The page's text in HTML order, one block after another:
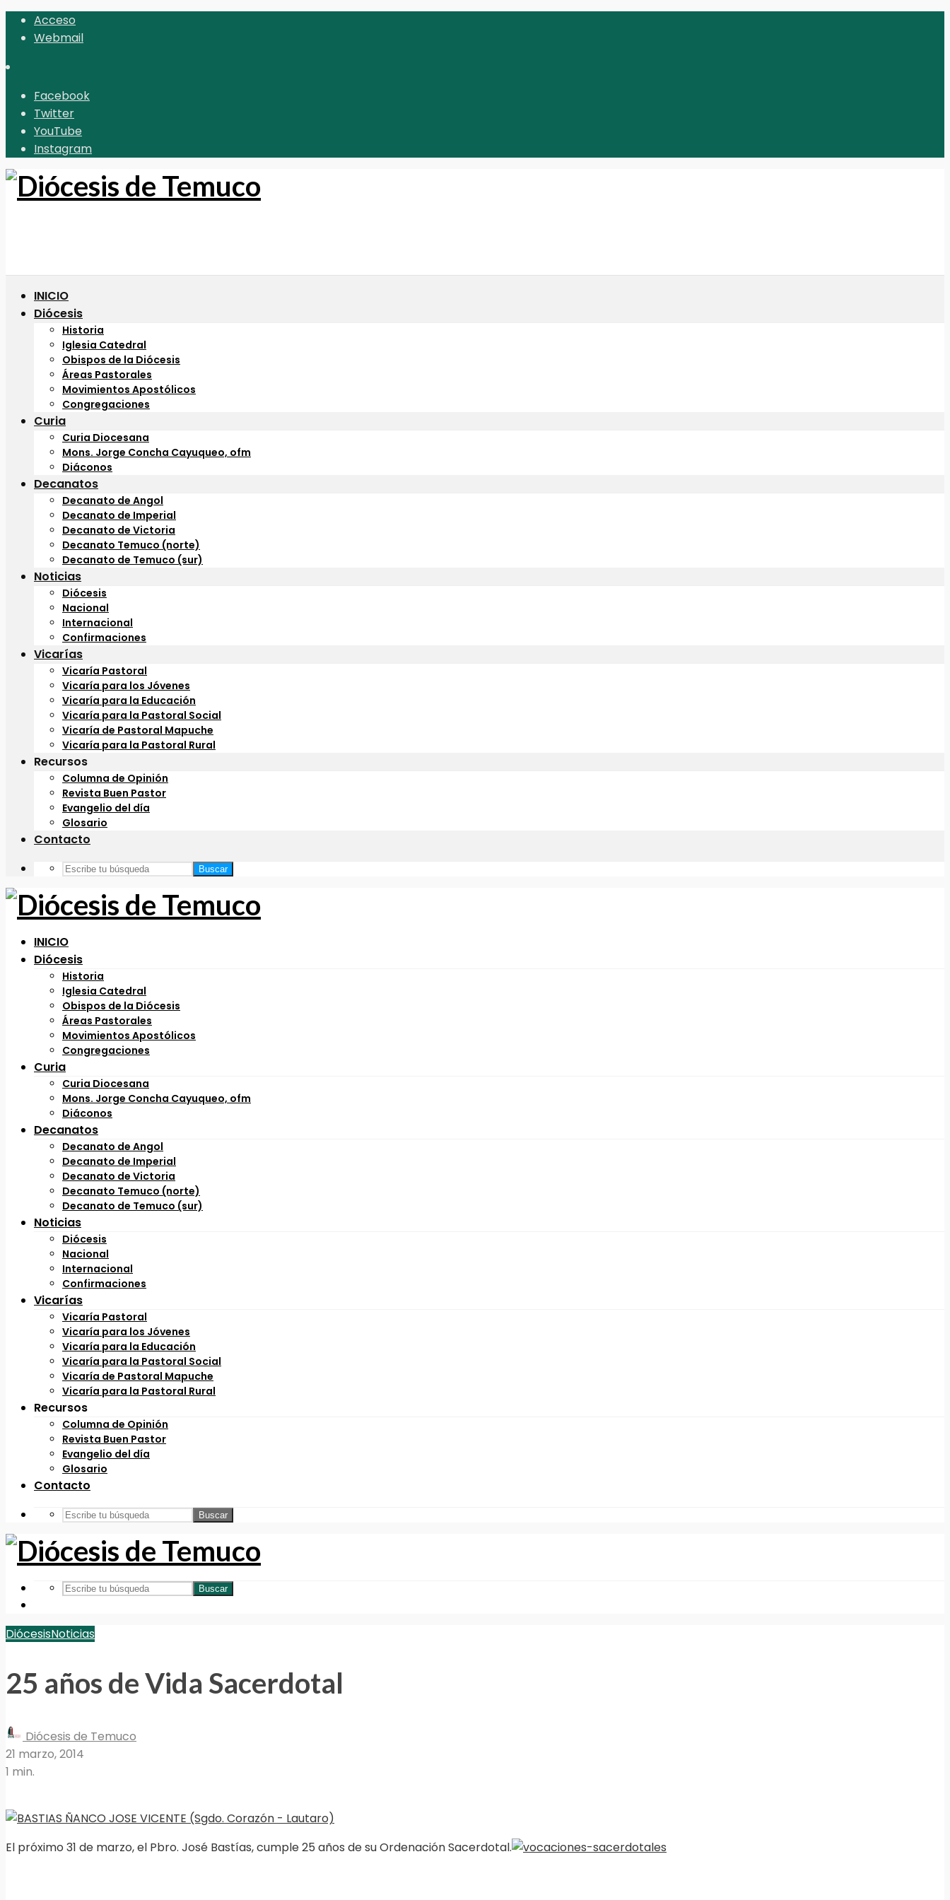
Acceso
Webmail
Facebook
Twitter
YouTube
Instagram
INICIO
Diócesis
Historia
Iglesia Catedral
Obispos de la Diócesis
Áreas Pastorales
Movimientos Apostólicos
Congregaciones
Curia
Curia Diocesana
Mons. Jorge Concha Cayuqueo, ofm
Diáconos
Decanatos
Decanato de Angol
Decanato de Imperial
Decanato de Victoria
Decanato Temuco (norte)
Decanato de Temuco (sur)
Noticias
Diócesis
Nacional
Internacional
Confirmaciones
Vicarías
Vicaría Pastoral
Vicaría para los Jóvenes
Vicaría para la Educación
Vicaría para la Pastoral Social
Vicaría de Pastoral Mapuche
Vicaría para la Pastoral Rural
Recursos
Columna de Opinión
Revista Buen Pastor
Evangelio del día
Glosario
Contacto
Buscar
INICIO
Diócesis
Historia
Iglesia Catedral
Obispos de la Diócesis
Áreas Pastorales
Movimientos Apostólicos
Congregaciones
Curia
Curia Diocesana
Mons. Jorge Concha Cayuqueo, ofm
Diáconos
Decanatos
Decanato de Angol
Decanato de Imperial
Decanato de Victoria
Decanato Temuco (norte)
Decanato de Temuco (sur)
Noticias
Diócesis
Nacional
Internacional
Confirmaciones
Vicarías
Vicaría Pastoral
Vicaría para los Jóvenes
Vicaría para la Educación
Vicaría para la Pastoral Social
Vicaría de Pastoral Mapuche
Vicaría para la Pastoral Rural
Recursos
Columna de Opinión
Revista Buen Pastor
Evangelio del día
Glosario
Contacto
Buscar
Buscar
DiócesisNoticias
25 años de Vida Sacerdotal
Diócesis de Temuco
21 marzo, 2014
1 min.
El próximo 31 de marzo, el Pbro. José Bastías, cumple 25 años de su Ordenación Sacerdotal.